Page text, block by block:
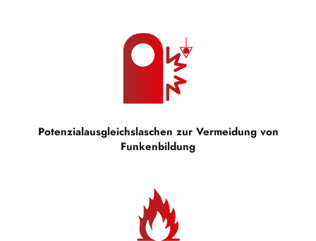
Potenzialausgleichslaschen zur Vermeidung von
Funkenbildung